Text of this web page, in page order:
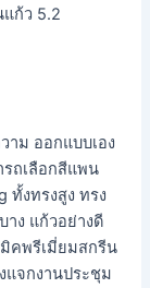
ก้ว 5.2
าม ออกแบบเอง
ถเลือกสีแพน
ทั้งทรงสูง ทรง
าง แก้วอย่างดี
คพรีเมี่ยมสกรีน
แจกงานประชุม